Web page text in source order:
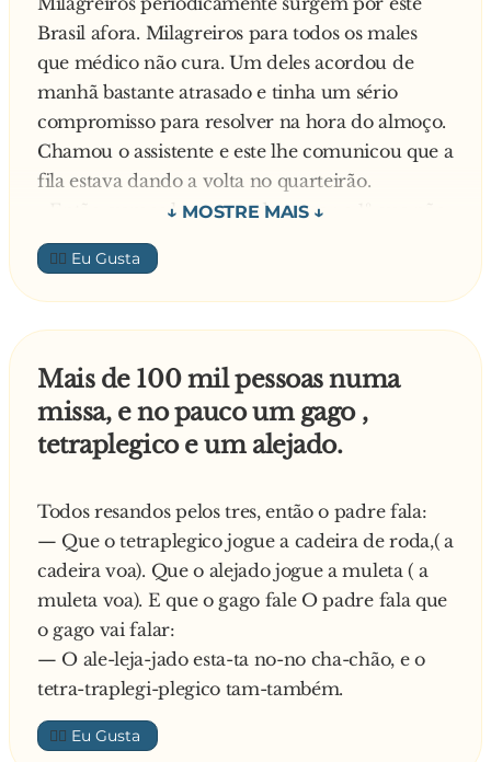
E lá continuam no seu caminho. Quando elas
estão fora do alcance da voz, o primeiro bêbado
pergunta ao outro:
- O que é uma banheira?
Responde o segundo:
- Como eu posso saber? Eu não sou católico
Brasil afora. Milagreiros para todos os males
que médico não cura. Um deles acordou de
manhã bastante atrasado e tinha um sério
compromisso para resolver na hora do almoço.
Chamou o assistente e este lhe comunicou que a
fila estava dando a volta no quarteirão.
- Então, vamos logo, manda entrar o 1º que não
tenho tempo.
Entrou um homem com duas muletas e ele
perguntou:
- O que você tem, meu filho?
senhor faz milagres.
- Tens fé? Então reza 5 Padre Nossos e 5 Ave
Marias. Pode ir meu filho, entrega-me essas
da fila, rápido. O que você tem?
- Eu sou fanho há 20 anos. . .
- E tens fé? Aquela fé que remove montanhas?
- Tenho sim, senhor.
- Então reza 10 Padre-Nossos e acenda 10 velas
a Virgem Maria. Pode ir embora que você já
esta curado. Diga alguma coisa para eu ouvir.
FRENTE UM ALEJADINHO...
👍🏼
Mais de 100 mil pessoas numa
missa, e no pauco um gago ,
tetraplegico e um alejado.
Todos resandos pelos tres, então o padre fala:
— Que o tetraplegico jogue a cadeira de roda,( a
cadeira voa). Que o alejado jogue a muleta ( a
muleta voa). E que o gago fale O padre fala que
o gago vai falar:
— O ale-leja-jado esta-ta no-no cha-chão, e o
tetra-traplegi-plegico tam-também.
👍🏼